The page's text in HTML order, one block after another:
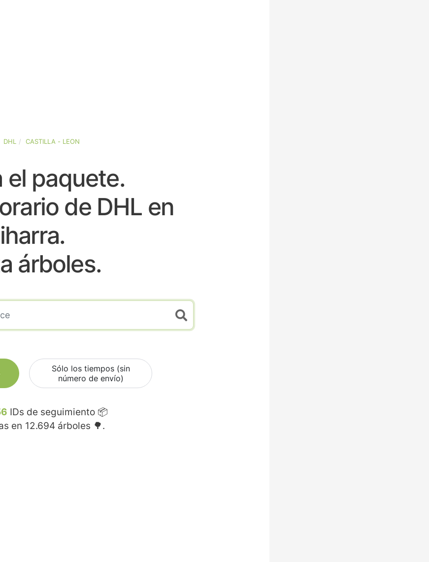
DHL CASTILLA - LEON
el paquete.
de DHL en
árboles.
Sólo los tiempos (sin
número de envío)
IDs de seguimiento 📦
en 12.694 árboles 🌳.